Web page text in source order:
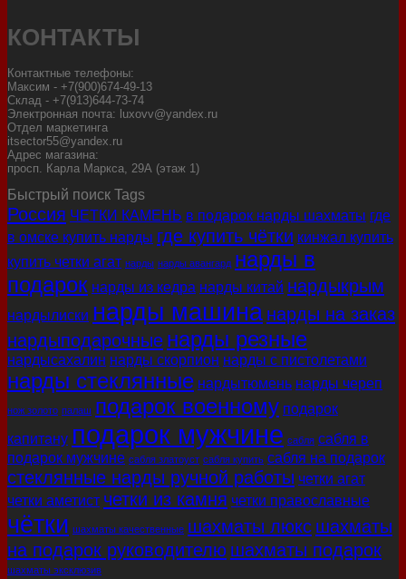
КОНТАКТЫ
Контактные телефоны:
Максим - +7(900)674-49-13
Склад - +7(913)644-73-74
Электронная почта: luxovv@yandex.ru
Отдел маркетинга
itsector55@yandex.ru
Адрес магазина:
просп. Карла Маркса, 29А (этаж 1)
Быстрый поиск Tags
Россия ЧЕТКИ КАМЕНЬ в подарок нарды шахматы где
в омске купить нарды где купить чётки кинжал купить
купить четки агат нарды нарды авангард нарды в
подарок нарды из кедра нарды китай нардыкрым
нардылиски нарды машина нарды на заказ
нардыподарочные нарды резные
нардысахалин нарды скорпион нарды с пистолетами
нарды стеклянные нардытюмень нарды череп
нож золото палаш подарок военному подарок
капитану подарок мужчине сабля сабля в
подарок мужчине сабля златоуст сабля купить сабля на подарок
стеклянные нарды ручной работы четки агат
четки аметист четки из камня четки православные
чётки шахматы качественные шахматы люкс шахматы
на подарок руководителю шахматы подарок
шахматы эксклюзив